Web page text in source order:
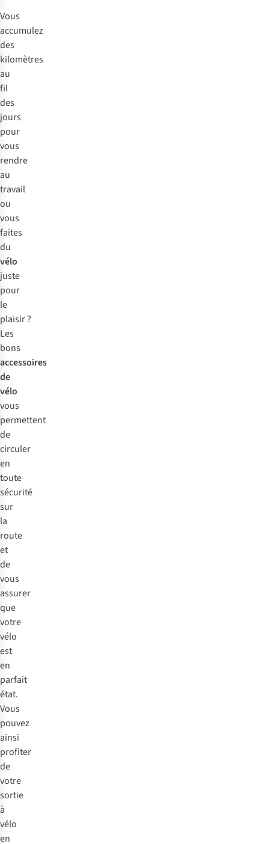
Vous
accumulez
des
kilomètres
au
fil
des
jours
pour
vous
rendre
au
travail
ou
vous
faites
du
vélo
juste
pour
le
plaisir ?
Les
bons
accessoires
de
vélo
vous
permettent
de
circuler
en
toute
sécurité
sur
la
route
et
de
vous
assurer
que
votre
vélo
est
en
parfait
état.
Vous
pouvez
ainsi
profiter
de
votre
sortie
à
vélo
en